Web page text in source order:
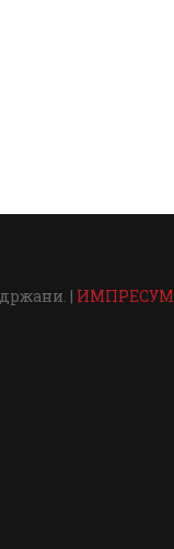
| ИМПРЕСУМ